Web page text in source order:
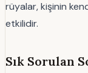
rüyalar, kişinin
etkilidir.
Sık Sorulan